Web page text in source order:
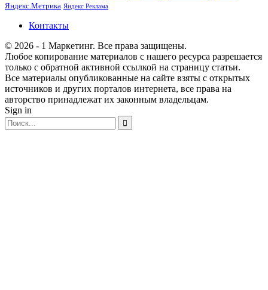
Яндекс.Метрика Яндекс Реклама
Контакты
© 2026 - 1 Маркетинг. Все права защищены.
Любое копирование материалов с нашего ресурса разрешается
только с обратной активной ссылкой на страницу статьи.
Все материалы опубликованные на сайте взяты с открытых
источников и других порталов интернета, все права на
авторство принадлежат их законным владельцам.
Sign in